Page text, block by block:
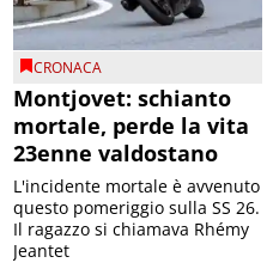
CRONACA
Montjovet: schianto
mortale, perde la vita
23enne valdostano
L'incidente mortale è avvenuto
questo pomeriggio sulla SS 26.
Il ragazzo si chiamava Rhémy
Jeantet